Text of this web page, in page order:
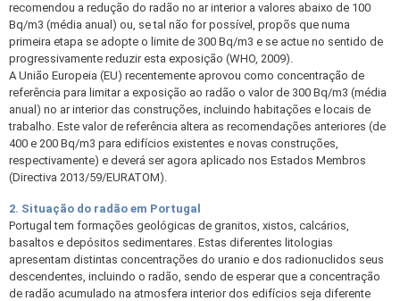
recomendou a redução do radão no ar interior a valores abaixo de 100
Bq/m3 (média anual) ou, se tal não for possível, propõs que numa
primeira etapa se adopte o limite de 300 Bq/m3 e se actue no sentido de
progressivamente reduzir esta exposição (WHO, 2009).
A União Europeia (EU) recentemente aprovou como concentração de
referência para limitar a exposição ao radão o valor de 300 Bq/m3 (média
anual) no ar interior das construções, incluindo habitações e locais de
trabalho. Este valor de referência altera as recomendações anteriores (de
400 e 200 Bq/m3 para edifícios existentes e novas construções,
respectivamente) e deverá ser agora aplicado nos Estados Membros
(Directiva 2013/59/EURATOM).
2. Situação do radão em Portugal
Portugal tem formações geológicas de granitos, xistos, calcários,
basaltos e depósitos sedimentares. Estas diferentes litologias
apresentam distintas concentrações do uranio e dos radionuclidos seus
descendentes, incluindo o radão, sendo de esperar que a concentração
de radão acumulado na atmosfera interior dos edifícios seja diferente